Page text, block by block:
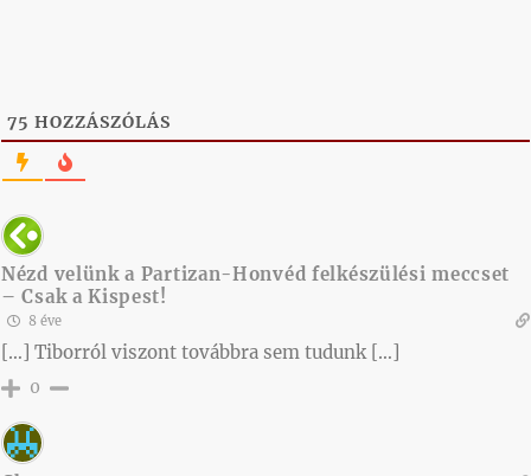
75 HOZZÁSZÓLÁS
Nézd velünk a Partizan-Honvéd felkészülési meccset
– Csak a Kispest!
8 éve
[…] Tiborról viszont továbbra sem tudunk […]
0